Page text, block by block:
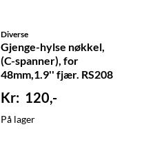
Diverse
Gjenge-hylse nøkkel,
(C-spanner), for
48mm,1.9'' fjær. RS208
120,-
På lager